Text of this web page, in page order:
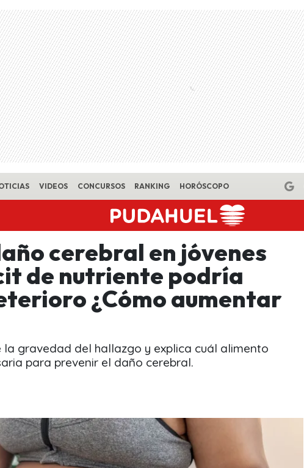
VIDEOS CONCURSOS RANKING HORÓSCOPO
cerebral en jóvenes
de nutriente podría
¿Cómo aumentar
gravedad del hallazgo y explica cuál alimento
para prevenir el daño cerebral.